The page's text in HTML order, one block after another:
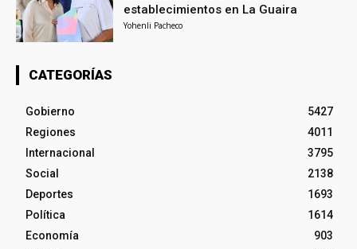
establecimientos en La Guaira
Yohenli Pacheco
CATEGORÍAS
Gobierno
5427
Regiones
4011
Internacional
3795
Social
2138
Deportes
1693
Política
1614
Economía
903